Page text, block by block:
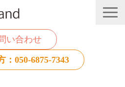
い合わせ
：050-6875-7343